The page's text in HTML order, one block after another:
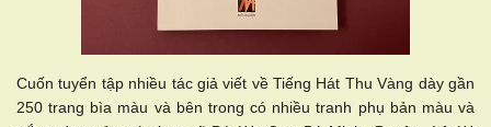
Cuốn tuyển tập nhiều tác giả viết về Tiếng Hát Thu Vàng dày gần
250 trang bìa màu và bên trong có nhiều tranh phụ bản màu và